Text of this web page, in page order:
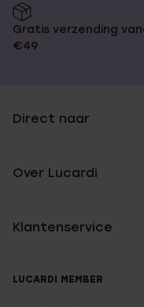
Gratis verzending
€49
Direct naar
Over Lucardi
Klantenservice
LUCARDI MEMBER